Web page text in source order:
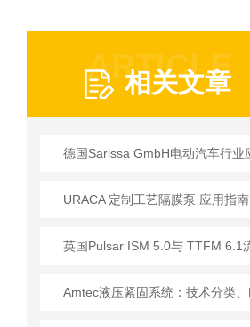
ARTICLE
相关文章
URACA 定制工艺隔膜泵 应用指南